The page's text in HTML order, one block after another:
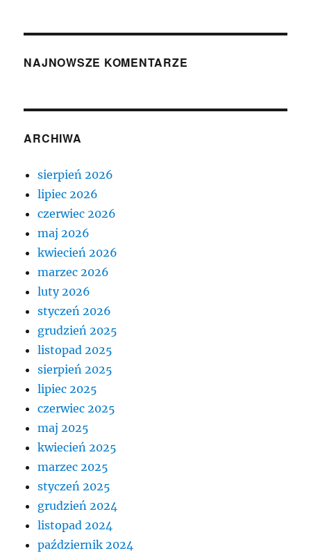
NAJNOWSZE KOMENTARZE
ARCHIWA
sierpień 2026
lipiec 2026
czerwiec 2026
maj 2026
kwiecień 2026
marzec 2026
luty 2026
styczeń 2026
grudzień 2025
listopad 2025
sierpień 2025
lipiec 2025
czerwiec 2025
maj 2025
kwiecień 2025
marzec 2025
styczeń 2025
grudzień 2024
listopad 2024
październik 2024